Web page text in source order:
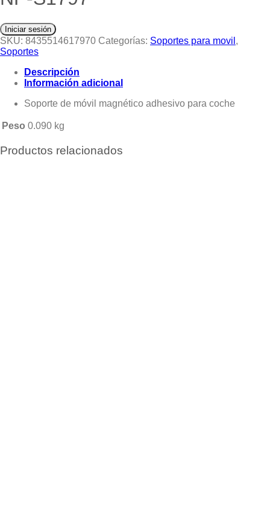
Iniciar sesión
SKU: 8435514617970 Categorías: Soportes para movil ,
Soportes
Descripción
Información adicional
Soporte de móvil magnético adhesivo para coche
Peso 0.090 kg
Productos relacionados